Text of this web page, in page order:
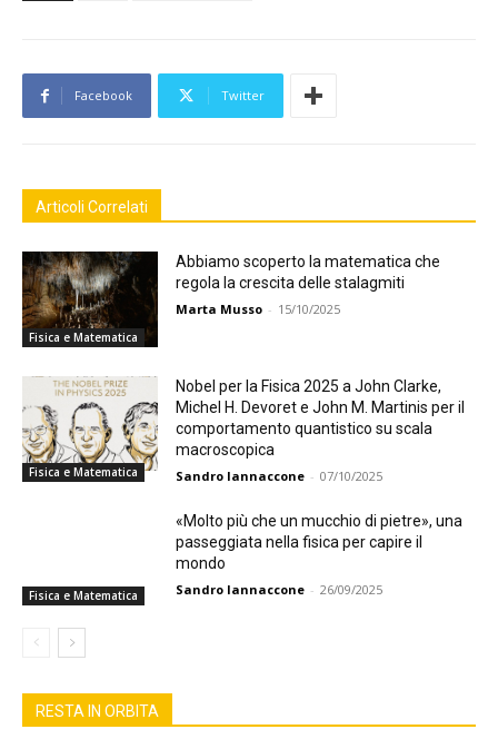
Facebook Twitter
Articoli Correlati
Fisica e Matematica
Abbiamo scoperto la matematica che
regola la crescita delle stalagmiti
Marta Musso - 15/10/2025
Fisica e Matematica
Nobel per la Fisica 2025 a John Clarke,
Michel H. Devoret e John M. Martinis per il
comportamento quantistico su scala
macroscopica
Sandro Iannaccone - 07/10/2025
Fisica e Matematica
«Molto più che un mucchio di pietre», una
passeggiata nella fisica per capire il
mondo
Sandro Iannaccone - 26/09/2025
RESTA IN ORBITA